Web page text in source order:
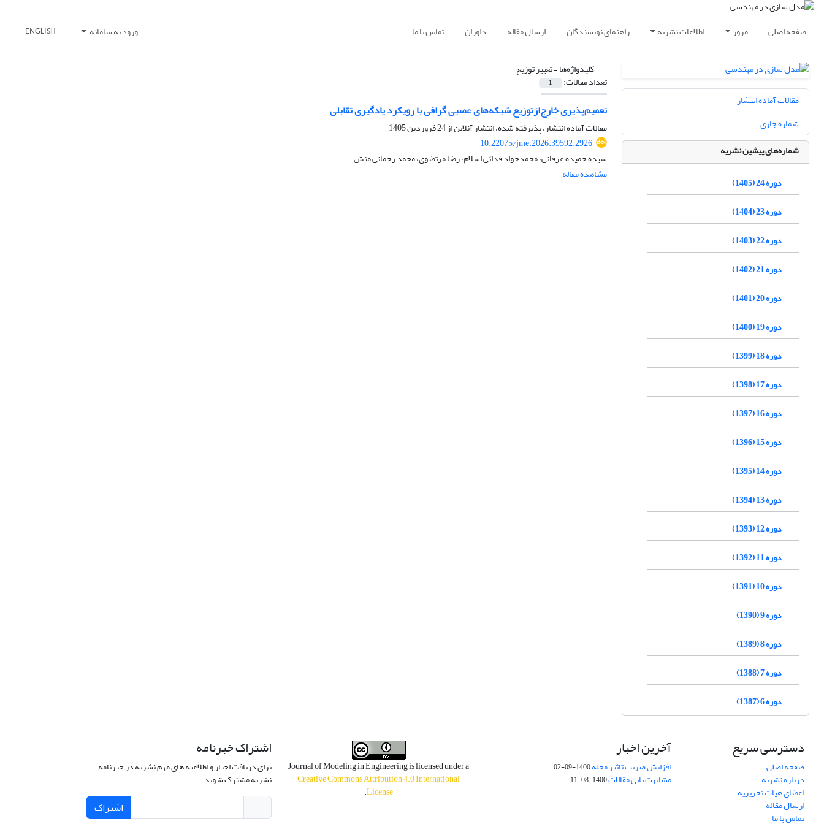
صفحه اصلی مرور اطلاعات نشریه راهنمای نویسندگان ارسال مقاله داوران تماس با ما ورود به سامانه ENGLISH
کلیدواژه‌ها =تغییر توزیع
تعداد مقالات: 1
تعمیم‌پذیری خارج‌از‌توزیع شبکه‌های عصبی گرافی با رویکرد یادگیری تقابلی
مقالات آماده انتشار، پذیرفته شده، انتشار آنلاین از24 فروردین 1405
10.22075/jme.2026.39592.2926
سیده حمیده عرفانی، محمدجواد فدائی اسلام، رضا مرتضوی، محمد رحمانی منش
مشاهده مقاله
مقالات آماده انتشار
شماره جاری
شماره‌های پیشین نشریه
دوره 24 (1405)
دوره 23 (1404)
دوره 22 (1403)
دوره 21 (1402)
دوره 20 (1401)
دوره 19 (1400)
دوره 18 (1399)
دوره 17 (1398)
دوره 16 (1397)
دوره 15 (1396)
دوره 14 (1395)
دوره 13 (1394)
دوره 12 (1393)
دوره 11 (1392)
دوره 10 (1391)
دوره 9 (1390)
دوره 8 (1389)
دوره 7 (1388)
دوره 6 (1387)
دسترسی سریع
صفحه اصلی
درباره نشریه
اعضای هیات تحریریه
ارسال مقاله
تماس با ما
آخرین اخبار
افزایش ضریب تاثیر مجله1400-09-02
مشابهت یابی مقالات1400-08-11
Journal of Modeling in Engineering is licensed under a
Creative Commons Attribution 4.0 International
License
.
اشتراک خبرنامه
برای دریافت اخبار و اطلاعیه های مهم نشریه در خبرنامه
نشریه مشترک شوید.
اشتراک